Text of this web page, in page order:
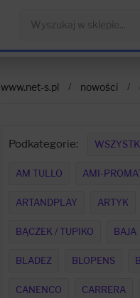
www.net-s.pl nowości
Podkategorie:
AM TULLO AMI-
ARTANDPLAY ARTYK
BĄCZEK / TUPIKO BAJA
BLADEZ BLOPENS
CANENCO CARRERA